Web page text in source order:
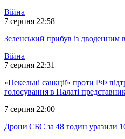
Війна
7 серпня 22:58
Зеленський прибув із дводенним
Війна
7 серпня 22:31
«Пекельні санкції» проти РФ
голосування в Палаті
7 серпня 22:00
Дрони СБС за 48 годин уразили